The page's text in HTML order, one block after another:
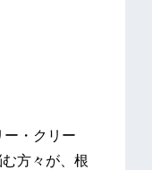
・クリー
方々が、根